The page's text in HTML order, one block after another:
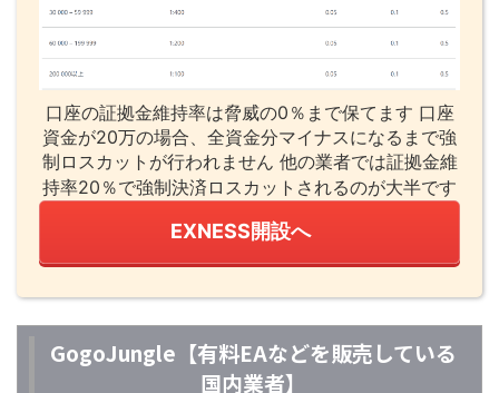
口座の証拠金維持率は脅威の0％まで保てます 口座
資金が20万の場合、全資金分マイナスになるまで強
制ロスカットが行われません 他の業者では証拠金維
持率20％で強制決済ロスカットされるのが大半です
EXNESS開設へ
GogoJungle【有料EAなどを販売している
国内業者】